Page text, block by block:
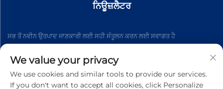
ਨਿਊਜ਼ਲੈਟਰ
ਸਭ ਤੋਂ ਨਵੀਨ ਉਤਪਾਦ ਜਾਣਕਾਰੀ ਲਈ ਸਹੀ ਸੰਤੂਲਨ ਕਰਨ ਲਈ ਸਵਾਗਤ ਹੈ
ਸਬਸਕ੍ਰਾਈਬ ਕਰੋ
We value your privacy
We use cookies and similar tools to provide our services.
If you don't want to accept all cookies, click Personalize